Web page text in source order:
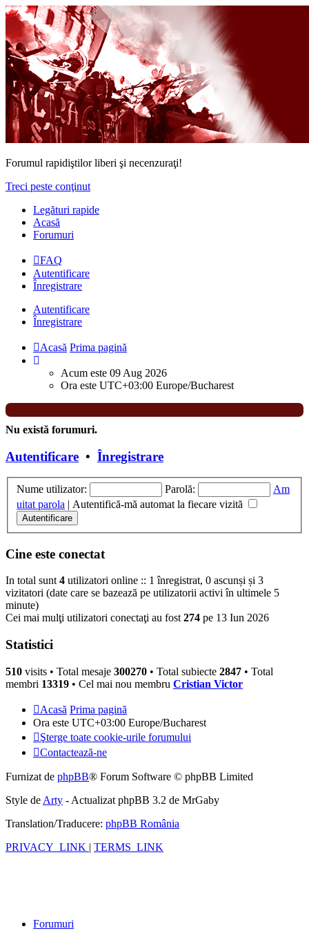
Forumul rapidiştilor liberi şi necenzuraţi!
Treci peste conţinut
Legături rapide
Acasă
Forumuri
FAQ
Autentificare
Înregistrare
Autentificare
Înregistrare
Acasă Prima pagină
Acum este 09 Aug 2026
Ora este UTC+03:00 Europe/Bucharest
Nu există forumuri.
Autentificare • Înregistrare
Nume utilizator: Parolă:
Am
uitat parola | Autentifică-mă automat la fiecare vizită
Cine este conectat
In total sunt4 utilizatori online :: 1 înregistrat, 0 ascunși și 3
vizitatori (date care se bazează pe utilizatorii activi în ultimele 5
minute)
Cei mai mulţi utilizatori conectaţi au fost274 pe 13 Iun 2026
Statistici
510 visits • Total mesaje 300270 • Total subiecte 2847 • Total
membri 13319 • Cel mai nou membru Cristian Victor
Acasă Prima pagină
Ora este UTC+03:00 Europe/Bucharest
Şterge toate cookie-urile forumului
Contactează-ne
Furnizat de phpBB® Forum Software © phpBB Limited
Style de Arty - Actualizat phpBB 3.2 de MrGaby
Translation/Traducere: phpBB România
PRIVACY_LINK | TERMS_LINK
Forumuri